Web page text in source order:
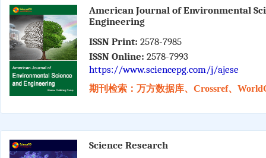
American Journal of Environmental
Engineering
ISSN Print: 2578-7985
ISSN Online: 2578-7993
https://www.sciencepg.com/j/ajese
期刊检索：万方数据库、Crossref、
Science Research